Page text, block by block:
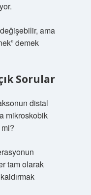
ama
demek
Sorular
distal
mikroskobik
tam olarak